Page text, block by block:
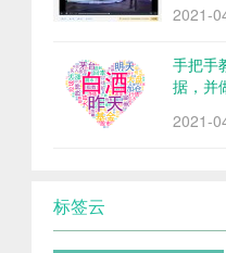
2021-
手把手
据，并
2021-
标签云